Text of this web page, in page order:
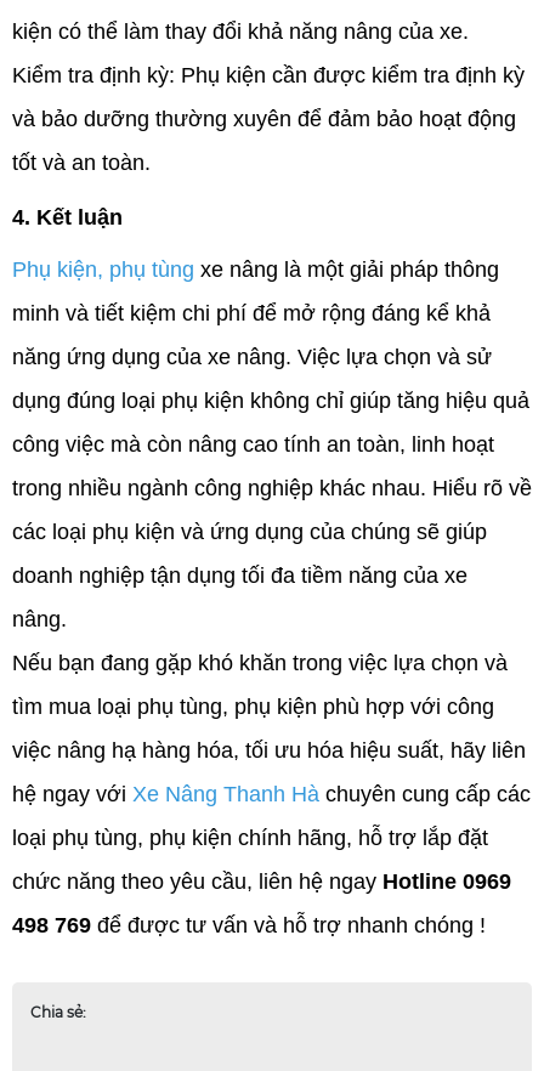
kiện có thể làm thay đổi khả năng nâng của xe.
Kiểm tra định kỳ: Phụ kiện cần được kiểm tra định kỳ
và bảo dưỡng thường xuyên để đảm bảo hoạt động
tốt và an toàn.
4. Kết luận
Phụ kiện, phụ tùng xe nâng là một giải pháp thông
minh và tiết kiệm chi phí để mở rộng đáng kể khả
năng ứng dụng của xe nâng. Việc lựa chọn và sử
dụng đúng loại phụ kiện không chỉ giúp tăng hiệu quả
công việc mà còn nâng cao tính an toàn, linh hoạt
trong nhiều ngành công nghiệp khác nhau. Hiểu rõ về
các loại phụ kiện và ứng dụng của chúng sẽ giúp
doanh nghiệp tận dụng tối đa tiềm năng của xe
nâng.
Nếu bạn đang gặp khó khăn trong việc lựa chọn và
tìm mua loại phụ tùng, phụ kiện phù hợp với công
việc nâng hạ hàng hóa, tối ưu hóa hiệu suất, hãy liên
hệ ngay với Xe Nâng Thanh Hà chuyên cung cấp các
loại phụ tùng, phụ kiện chính hãng, hỗ trợ lắp đặt
chức năng theo yêu cầu, liên hệ ngay Hotline 0969
498 769 để được tư vấn và hỗ trợ nhanh chóng !
Chia sẻ: